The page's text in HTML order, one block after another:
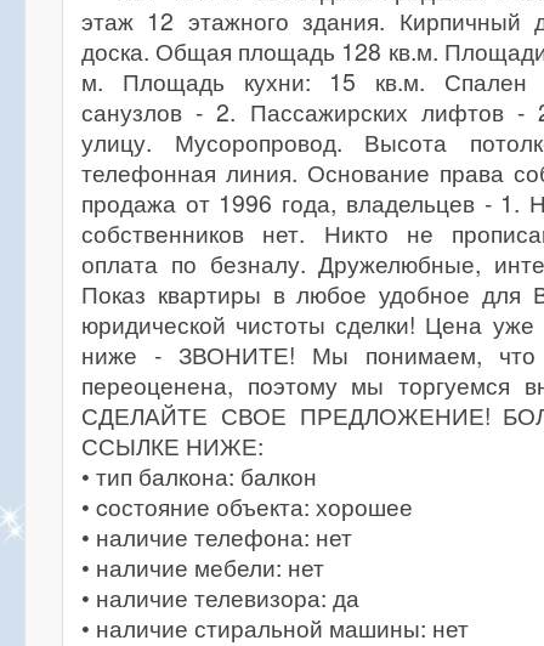
этаж 12 этажного здания. Кирпичный
доска. Общая площадь 128 кв.м.
м. Площадь кухни: 15 кв.м.
санузлов - 2. Пассажирских лифтов
улицу. Мусоропровод. Высота
телефонная линия. Основание права
продажа от 1996 года, владельцев - 1.
собственников нет. Никто не
оплата по безналу. Дружелюбные,
Показ квартиры в любое удобное для
юридической чистоты сделки! Цена
ниже - ЗВОНИТЕ! Мы понимаем, что
переоценена, поэтому мы
СДЕЛАЙТЕ СВОЕ ПРЕДЛОЖЕНИЕ!
ССЫЛКЕ НИЖЕ:
• тип балкона: балкон
• cостояние объекта: хорошее
• наличие телефона: нет
• наличие мебели: нет
• наличие телевизора: да
• наличие стиральной машины: нет